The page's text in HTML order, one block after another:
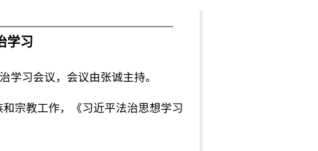
学习
学习会议，会议由张诚主持。
宗教工作，《习近平法治思想学习